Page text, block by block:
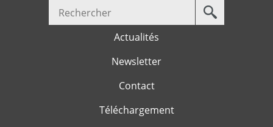
Jump to navigation
Votre
recherche
Actualités
Newsletter
Contact
Téléchargement